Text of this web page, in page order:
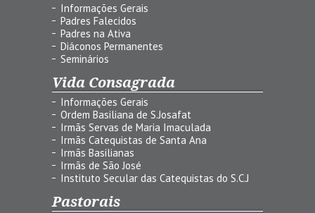
Informações Gerais
Padres Falecidos
Padres na Ativa
Diáconos Permanentes
Seminários
Vida Consagrada
Informações Gerais
Ordem Basiliana de S.Josafat
Irmãs Servas de Maria Imaculada
Irmãs Catequistas de Santa Ana
Irmãs Basilianas
Irmãs de São José
Instituto Secular das Catequistas do S.C.J
Pastorais